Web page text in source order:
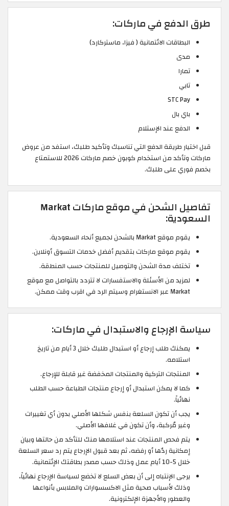
طرق الدفع في ماركات:
البطاقات الائتمانية ( فيزا، ماستركارد)
مدى
تمارا
تابي
STC Pay
باي بال
الدفع عند الإستلام
قبل اختيار طريقة الدفع التي تناسبك وتأكيد طلبك، استفد من عروض
ماركات وتأكد من استخدام كوبون خصم ماركات 2026 للاستمتاع
بخصم فوري على طلبك.
تفاصيل الشحن في موقع ماركات Markat
السعودية:
يقوم موقع Markat بالشحن لجميع أنحاء السعودية.
يقوم موقع ماركات بتقديم أفضل خدمات التسوق أونلاين.
تختلف مدة الشحن والتوصيل للمنتجات حسب المنطقة.
لمزيد من الأسئلة والاستفسارات لا تتردد بالتواصل مع موقع
Markat عبر الانستغرام وسيتم الرد في اقرب وقت ممكن.
سياسة الإرجاع والاستبدال في ماركات:
يمكنك طلب إرجاع أو استبدال طلبك خلال 3 أيام من تاريخ
استلامه.
المنتجات التركية والمنتجات المخفضة غير قابلة للإرجاع.
كما لا يمكن استبدال أو إرجاع منتجات الطباعة حسب الطلب
نهائياً.
يجب أن تكون السلعة بنفس شكلها الأصلي بدون أي تغييرات
وغير مُركبة، وأن تكون في غلافها الأصلي.
يتم فحص المنتجات عند استلامها منك للتأكد من حالتها وبيان
إمكانية ردّها أو رفضه، ثم بعد قبول الإرجاع يتم رد سعر السلعة
خلال 5-10 أيام عمل وذلك حسب مصدر بطاقتك الإئتمانية.
يرجى الإنتباه إلى أن بعض السلع لا تخضع لسياسة الإرجاع نهائياً،
وذلك لأسباب صحية مثل الاكسسوارات والملابس بأنواعها
والعطور والأجهزة الإلكترونية.